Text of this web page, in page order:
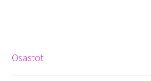
Osastot